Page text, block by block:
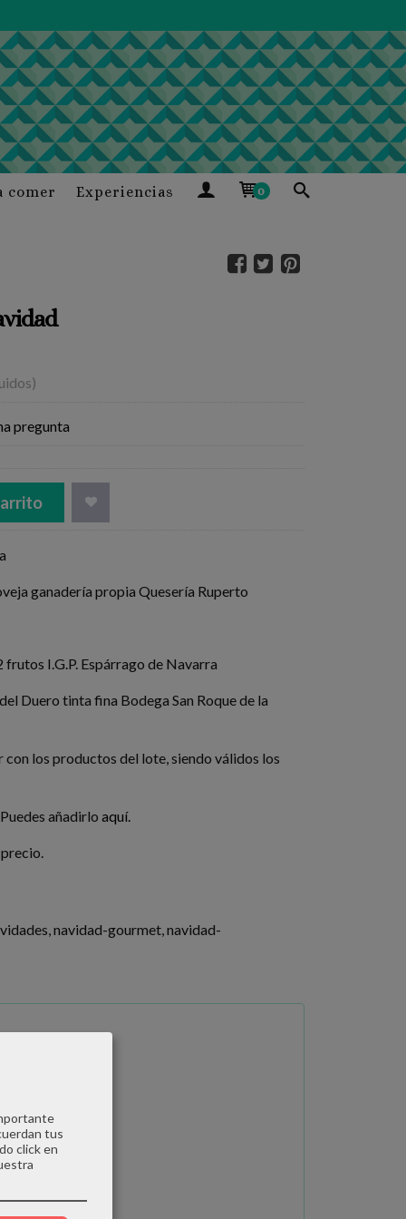
comer Experiencias 0
pregunta
ganadería propia Quesería Ruperto
frutos I.G.P. Espárrago de Navarra
Duero tinta fina Bodega San Roque de la
los productos del lote, siendo válidos los
añadirlo aquí.
navidad-gourmet navidad-
tus
click en